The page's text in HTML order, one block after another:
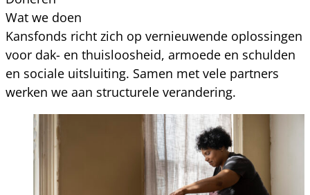
Wat we doen
Kansfonds richt zich op vernieuwende oplossingen
voor dak- en thuisloosheid, armoede en schulden
en sociale uitsluiting. Samen met vele partners
werken we aan structurele verandering.